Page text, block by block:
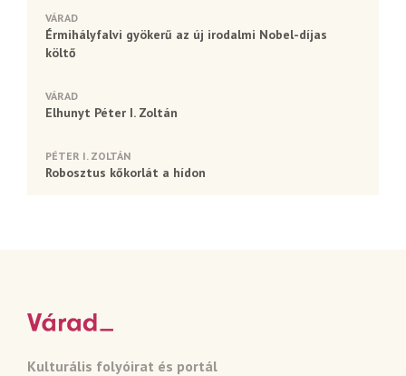
VÁRAD
Érmihályfalvi gyökerű az új irodalmi Nobel-díjas
költő
VÁRAD
Elhunyt Péter I. Zoltán
PÉTER I. ZOLTÁN
Robosztus kőkorlát a hídon
Kulturális folyóirat és portál